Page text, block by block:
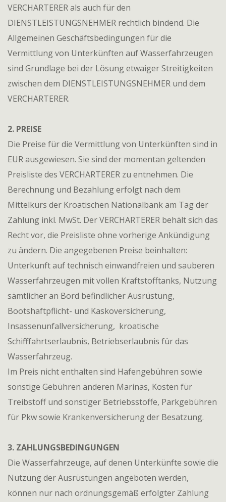
VERCHARTERER als auch für den
DIENSTLEISTUNGSNEHMER rechtlich bindend. Die
Allgemeinen Geschäftsbedingungen für die
Vermittlung von Unterkünften auf Wasserfahrzeugen
sind Grundlage bei der Lösung etwaiger Streitigkeiten
zwischen dem DIENSTLEISTUNGSNEHMER und dem
VERCHARTERER.
2. PREISE
Die Preise für die Vermittlung von Unterkünften sind in
EUR ausgewiesen. Sie sind der momentan geltenden
Preisliste des VERCHARTERER zu entnehmen. Die
Berechnung und Bezahlung erfolgt nach dem
Mittelkurs der Kroatischen Nationalbank am Tag der
Zahlung inkl. MwSt. Der VERCHARTERER behält sich das
Recht vor, die Preisliste ohne vorherige Ankündigung
zu ändern. Die angegebenen Preise beinhalten:
Unterkunft auf technisch einwandfreien und sauberen
Wasserfahrzeugen mit vollen Kraftstofftanks, Nutzung
sämtlicher an Bord befindlicher Ausrüstung,
Bootshaftpflicht- und Kaskoversicherung,
Insassenunfallversicherung, kroatische
Schifffahrtserlaubnis, Betriebserlaubnis für das
Wasserfahrzeug.
Im Preis nicht enthalten sind Hafengebühren sowie
sonstige Gebühren anderen Marinas, Kosten für
Treibstoff und sonstiger Betriebsstoffe, Parkgebühren
für Pkw sowie Krankenversicherung der Besatzung.
3. ZAHLUNGSBEDINGUNGEN
Die Wasserfahrzeuge, auf denen Unterkünfte sowie die
Nutzung der Ausrüstungen angeboten werden,
können nur nach ordnungsgemäß erfolgter Zahlung